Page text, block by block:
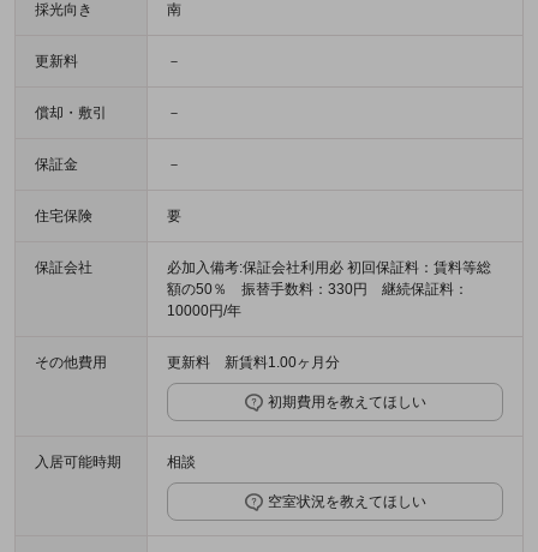
採光向き 南
更新料 －
償却・敷引 －
保証金 －
住宅保険 要
保証会社
必加入備考:保証会社利用必 初回保証料：賃料等総
額の50％ 振替手数料：330円 継続保証料：
10000円/年
その他費用 更新料 新賃料1.00ヶ月分
初期費用を教えてほしい
入居可能時期 相談
空室状況を教えてほしい